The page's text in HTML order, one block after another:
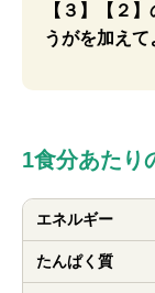
【３】【２
うがを加えて
1食分あたり
エネルギー
たんぱく質